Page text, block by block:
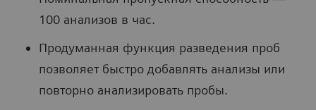
100 анализов в час.
Продуманная функция разведения проб
позволяет быстро добавлять анализы или
повторно анализировать пробы.